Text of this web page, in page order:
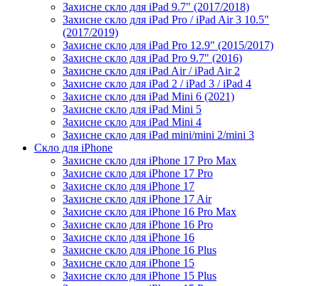
Захисне скло для iPad 9.7" (2017/2018)
Захисне скло для iPad Pro / iPad Air 3 10.5"
(2017/2019)
Захисне скло для iPad Pro 12.9" (2015/2017)
Захисне скло для iPad Pro 9.7" (2016)
Захисне скло для iPad Air / iPad Air 2
Захисне скло для iPad 2 / iPad 3 / iPad 4
Захисне скло для iPad Mini 6 (2021)
Захисне скло для iPad Mini 5
Захисне скло для iPad Mini 4
Захисне скло для iPad mini/mini 2/mini 3
Скло для iPhone
Захисне скло для iPhone 17 Pro Max
Захисне скло для iPhone 17 Pro
Захисне скло для iPhone 17
Захисне скло для iPhone 17 Air
Захисне скло для iPhone 16 Pro Max
Захисне скло для iPhone 16 Pro
Захисне скло для iPhone 16
Захисне скло для iPhone 16 Plus
Захисне скло для iPhone 15
Захисне скло для iPhone 15 Plus